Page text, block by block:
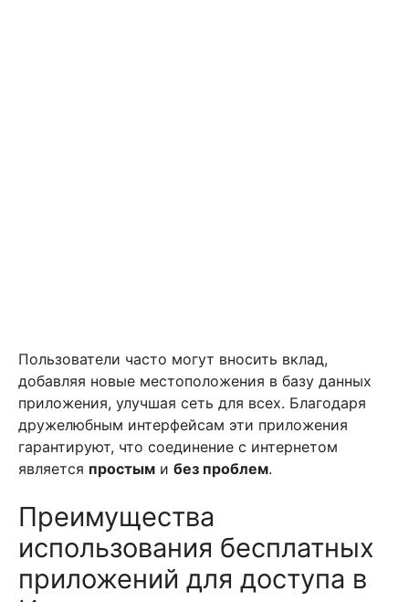
Пользователи часто могут вносить вклад,
добавляя новые местоположения в базу данных
приложения, улучшая сеть для всех. Благодаря
дружелюбным интерфейсам эти приложения
гарантируют, что соединение с интернетом
является простым и без проблем.
Преимущества
использования бесплатных
приложений для доступа в